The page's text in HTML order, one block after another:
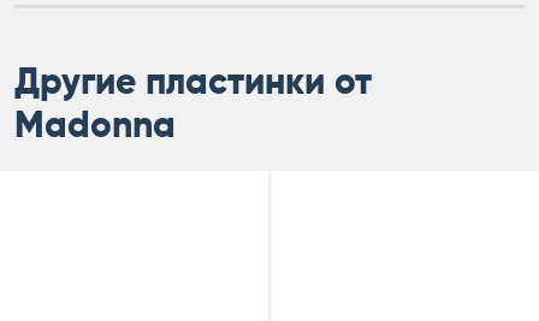
Другие пластинки от
Madonna